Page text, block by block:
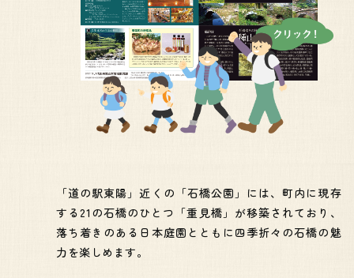
「道の駅東陽」近くの「石橋公園」には、町内に現存
する21の石橋のひとつ「重見橋」が移築されており、
落ち着きのある日本庭園とともに四季折々の石橋の魅
力を楽しめます。